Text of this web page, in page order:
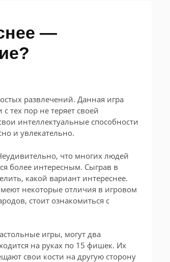
—
развлечений. Данная игра
тех пор не теряет своей
интеллектуальные способности
и увлекательно.
что многих людей
более интересным. Сыграв в
какой вариант интереснее.
некоторые отличия в игровом
стоит ознакомиться с
игры, могут два
на руках по 15 фишек. Их
свои кости на другую сторону